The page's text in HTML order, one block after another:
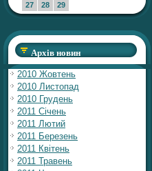
27
28 29
Архів новин
2010 Жовтень
2010 Листопад
2010 Грудень
2011 Січень
2011 Лютий
2011 Березень
2011 Квітень
2011 Травень